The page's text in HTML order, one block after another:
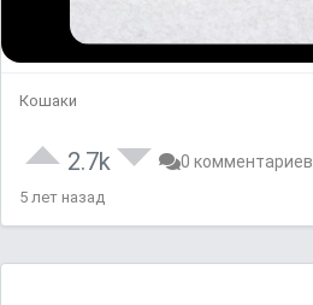
Кошаки
2.7k 0 комментариев
5 лет назад